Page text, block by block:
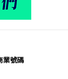
業號碼